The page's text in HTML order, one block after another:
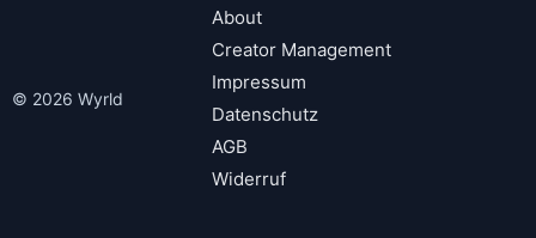
© 2026 Wyrld
About
Creator Management
Impressum
Datenschutz
AGB
Widerruf